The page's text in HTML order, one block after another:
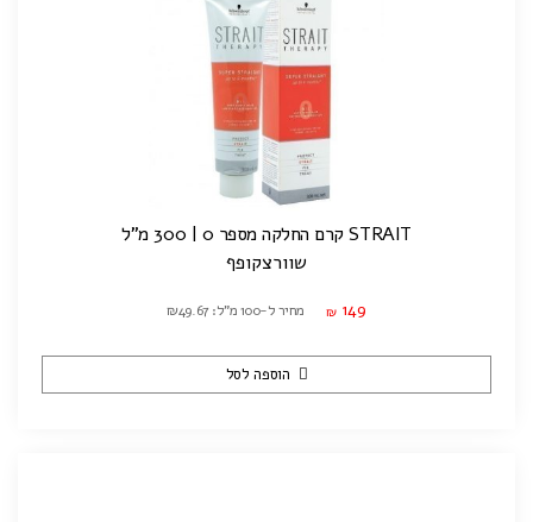
STRAIT קרם החלקה מספר 0 | 300 מ"ל
שוורצקופף
₪ 149 מחיר ל-100 מ"ל: ₪49.67
הוספה לסל